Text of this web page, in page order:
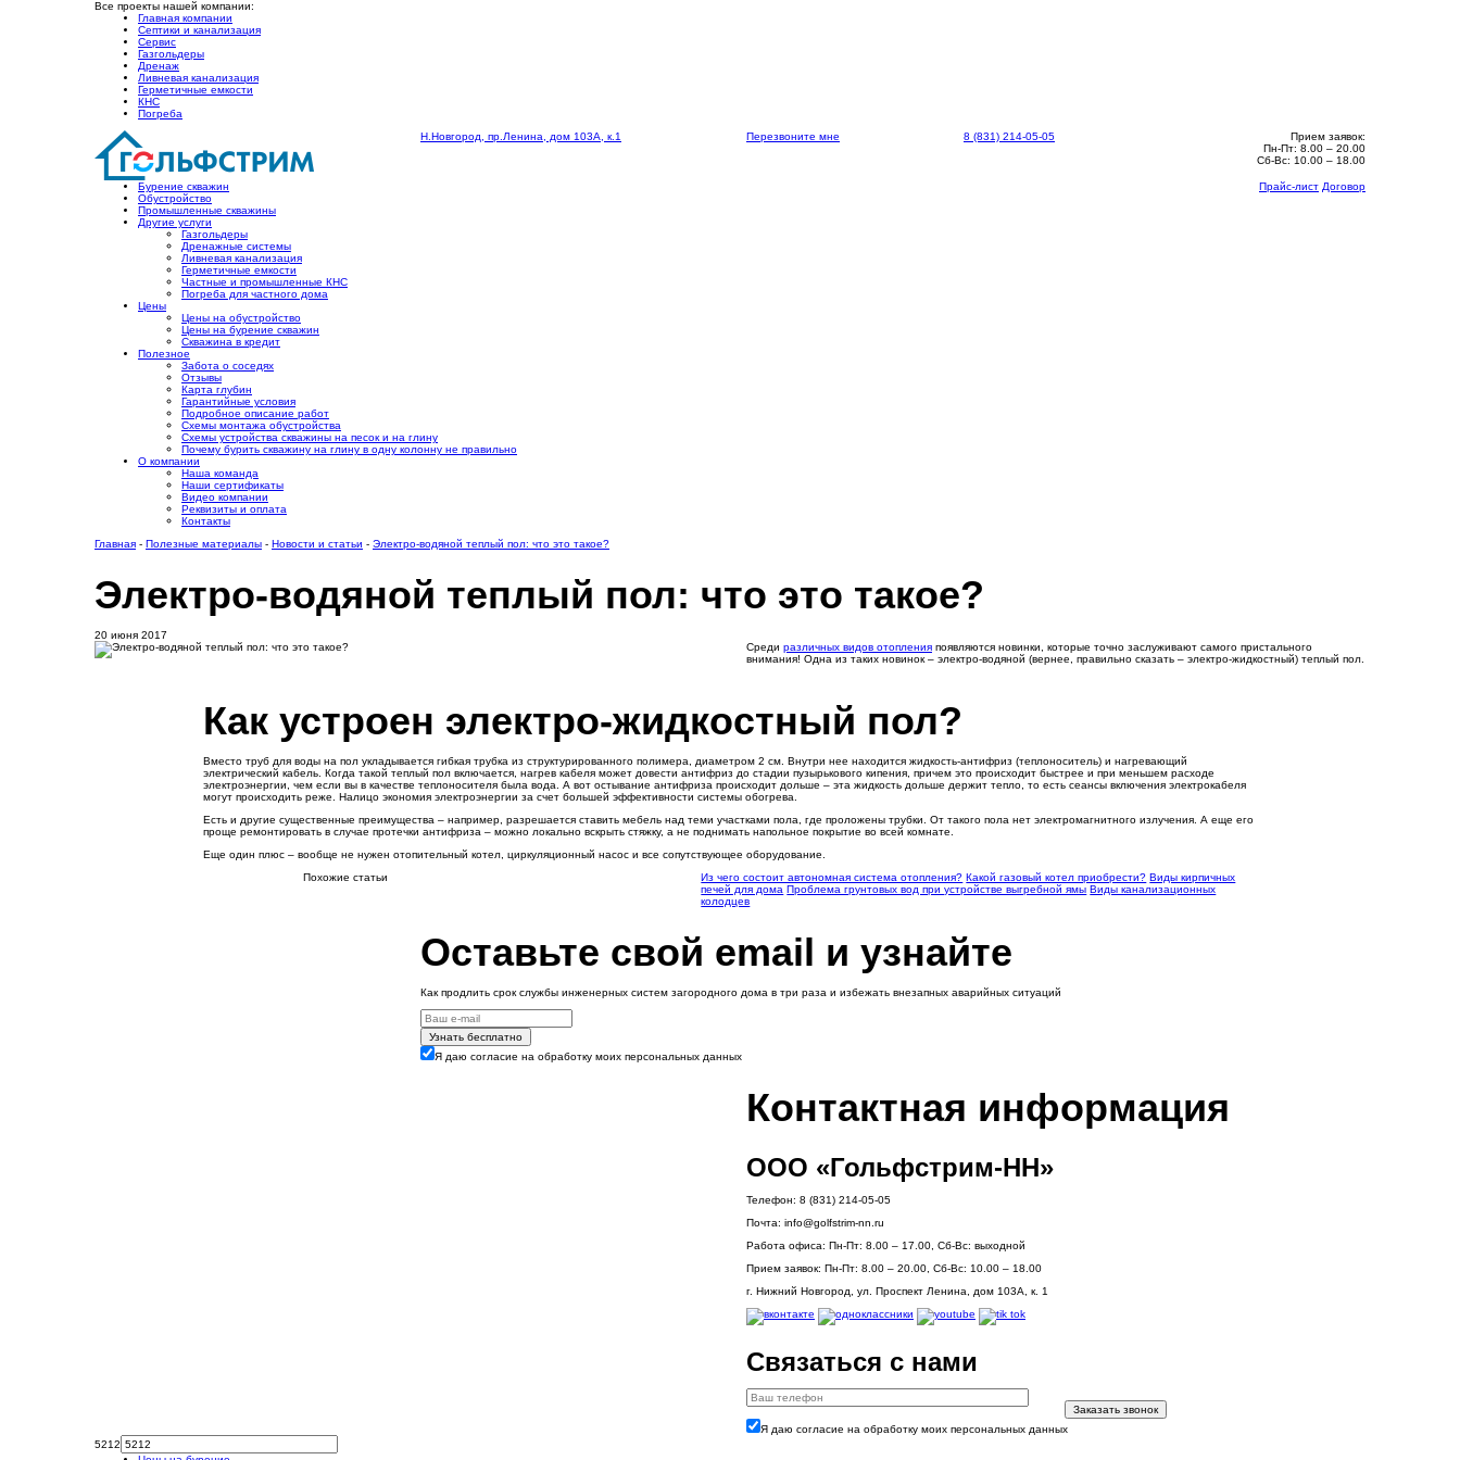
Все проекты нашей компании:
Главная компании
Септики и канализация
Сервис
Газгольдеры
Дренаж
Ливневая канализация
Герметичные емкости
КНС
Погреба
Н.Новгород, пр.Ленина, дом 103А, к.1
Перезвоните мне 8 (831) 214-05-05
Прием заявок:
Пн-Пт: 8.00 – 20.00
Сб-Вс: 10.00 – 18.00
Бурение скважин
Обустройство
Промышленные скважины
Другие услуги
Газгольдеры
Дренажные системы
Ливневая канализация
Герметичные емкости
Частные и промышленные КНС
Погреба для частного дома
Цены
Цены на обустройство
Цены на бурение скважин
Скважина в кредит
Полезное
Забота о соседях
Отзывы
Карта глубин
Гарантийные условия
Подробное описание работ
Cхемы монтажа обустройства
Схемы устройства скважины на песок и на глину
Почему бурить скважину на глину в одну колонну не правильно
О компании
Наша команда
Наши сертификаты
Видео компании
Реквизиты и оплата
Контакты
Прайс-лист Договор
Главная - Полезные материалы - Новости и статьи - Электро-водяной теплый пол: что это такое?
Электро-водяной теплый пол: что это такое?
20 июня 2017
Среди различных видов отопления появляются новинки, которые точно заслуживают самого пристального
внимания! Одна из таких новинок – электро-водяной (вернее, правильно сказать – электро-жидкостный) теплый пол.
Как устроен электро-жидкостный пол?
Вместо труб для воды на пол укладывается гибкая трубка из структурированного полимера, диаметром 2 см. Внутри нее находится жидкость-антифриз (теплоноситель) и нагревающий
электрический кабель. Когда такой теплый пол включается, нагрев кабеля может довести антифриз до стадии пузырькового кипения, причем это происходит быстрее и при меньшем расходе
электроэнергии, чем если вы в качестве теплоносителя была вода. А вот остывание антифриза происходит дольше – эта жидкость дольше держит тепло, то есть сеансы включения электрокабеля
могут происходить реже. Налицо экономия электроэнергии за счет большей эффективности системы обогрева.
Есть и другие существенные преимущества – например, разрешается ставить мебель над теми участками пола, где проложены трубки. От такого пола нет электромагнитного излучения. А еще его
проще ремонтировать в случае протечки антифриза – можно локально вскрыть стяжку, а не поднимать напольное покрытие во всей комнате.
Еще один плюс – вообще не нужен отопительный котел, циркуляционный насос и все сопутствующее оборудование.
Похожие статьи
Из чего состоит автономная система отопления? Какой газовый котел приобрести? Виды кирпичных
печей для дома Проблема грунтовых вод при устройстве выгребной ямы Виды канализационных
колодцев
Оставьте свой email и узнайте
Как продлить срок службы инженерных систем загородного дома в три раза и избежать внезапных аварийных ситуаций
Узнать бесплатно
Я даю согласие на обработку моих персональных данных
Контактная информация
ООО «Гольфстрим-НН»
Телефон: 8 (831) 214-05-05
Почта: info@golfstrim-nn.ru
Работа офиса: Пн-Пт: 8.00 – 17.00, Сб-Вс: выходной
Прием заявок: Пн-Пт: 8.00 – 20.00, Сб-Вс: 10.00 – 18.00
г. Нижний Новгород, ул. Проспект Ленина, дом 103А, к. 1
Связаться с нами
Заказать звонок
Я даю согласие на обработку моих персональных данных
5212